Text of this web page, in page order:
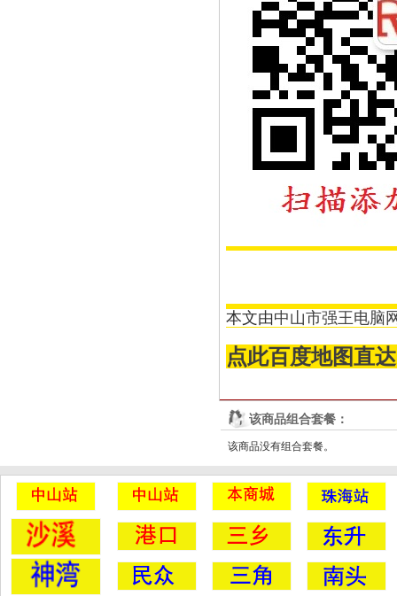
本文由中山市强王电脑
点此百度地图直达
该商品组合套餐：
该商品没有组合套餐。